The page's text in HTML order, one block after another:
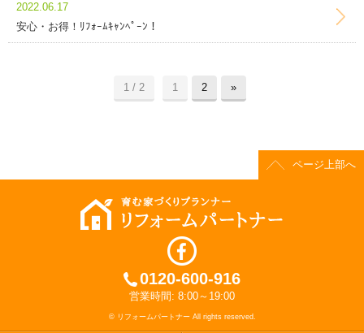
2022.06.17
安心・お得！ﾘﾌｫｰﾑｷｬﾝﾍﾟｰﾝ！
1 / 2 1 2 »
ページ上部へ
0120-600-916
営業時間: 8:00～19:00
© リフォームパートナー All rights reserved.